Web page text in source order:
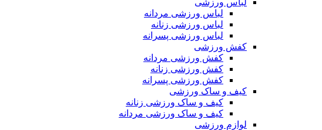
لباس ورزشی
لباس ورزشی مردانه
لباس ورزشی زنانه
لباس ورزشی پسرانه
کفش ورزشی
کفش ورزشی مردانه
کفش ورزشی زنانه
کفش ورزشی پسرانه
کیف و ساک ورزشی
کیف و ساک ورزشی زنانه
کیف و ساک ورزشی مردانه
لوازم ورزشی